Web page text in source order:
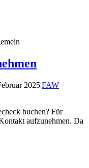
2025|FAW
buchen? Für
aufzunehmen. Da